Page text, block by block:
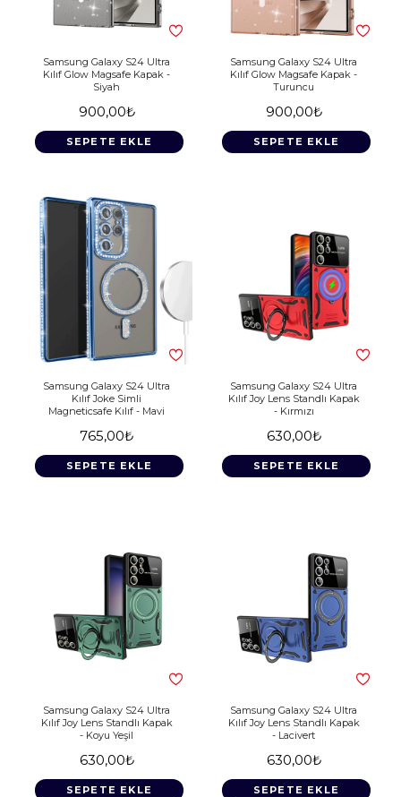
Samsung Galaxy S24 Ultra
Kılıf Glow Magsafe Kapak -
Siyah
900,00₺
SEPETE EKLE
Samsung Galaxy S24 Ultra
Kılıf Glow Magsafe Kapak -
Turuncu
900,00₺
SEPETE EKLE
Samsung Galaxy S24 Ultra
Kılıf Joke Simli
Magneticsafe Kılıf - Mavi
765,00₺
SEPETE EKLE
Samsung Galaxy S24 Ultra
Kılıf Joy Lens Standlı Kapak
- Kırmızı
630,00₺
SEPETE EKLE
Samsung Galaxy S24 Ultra
Kılıf Joy Lens Standlı Kapak
- Koyu Yeşil
630,00₺
SEPETE EKLE
Samsung Galaxy S24 Ultra
Kılıf Joy Lens Standlı Kapak
- Lacivert
630,00₺
SEPETE EKLE